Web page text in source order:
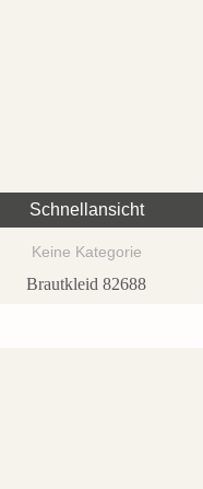
Schnellansicht
Keine Kategorie
Brautkleid 82688